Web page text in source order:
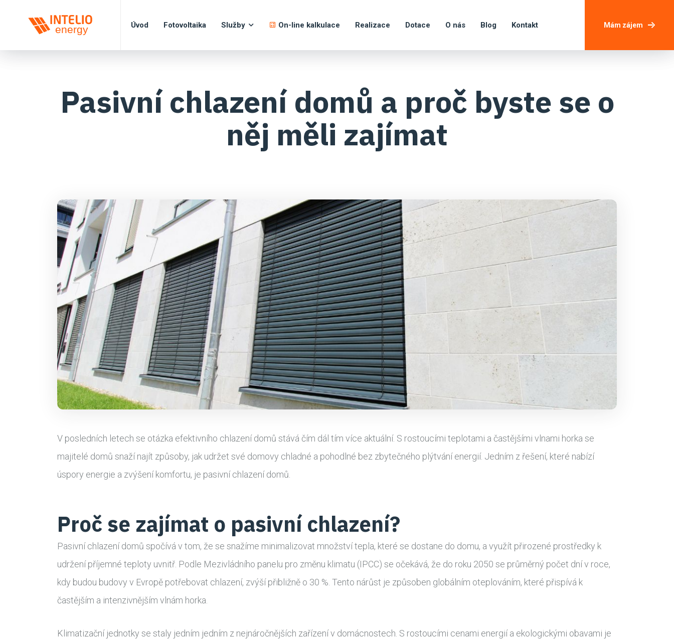
Úvod Fotovoltaika Služby On-line kalkulace Realizace Dotace O nás Blog Kontakt Mám zájem
Pasivní chlazení domů a proč byste se o
něj měli zajímat
V posledních letech se otázka efektivního chlazení domů stává čím dál tím více aktuální. S rostoucími teplotami a častějšími vlnami horka se
majitelé domů snaží najít způsoby, jak udržet své domovy chladné a pohodlné bez zbytečného plýtvání energií. Jedním z řešení, které nabízí
úspory energie a zvýšení komfortu, je pasivní chlazení domů.
Proč se zajímat o pasivní chlazení?
Pasivní chlazení domů spočívá v tom, že se snažíme minimalizovat množství tepla, které se dostane do domu, a využít přirozené prostředky k
udržení příjemné teploty uvnitř. Podle Mezivládního panelu pro změnu klimatu (IPCC) se očekává, že do roku 2050 se průměrný počet dní v roce,
kdy budou budovy v Evropě potřebovat chlazení, zvýší přibližně o 30 %. Tento nárůst je způsoben globálním oteplováním, které přispívá k
častějším a intenzivnějším vlnám horka.
Klimatizační jednotky se staly jedním jedním z nejnáročnějších zařízení v domácnostech. S rostoucími cenami energií a ekologickými obavami je